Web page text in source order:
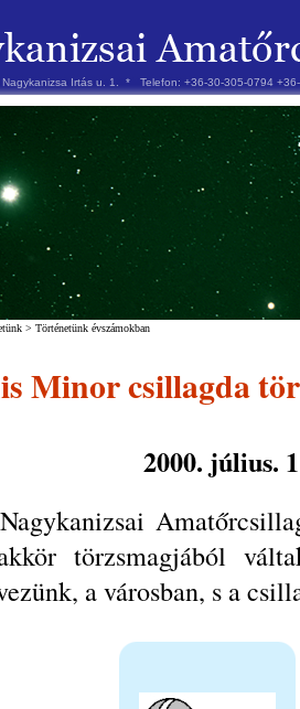
Nagykanizsa Irtás u. 1. * Telefon: +36-30-305-0794
> Történetünk évszámokban
Minor csillagda
2000. július.
törzsmagjából
a városban, s a